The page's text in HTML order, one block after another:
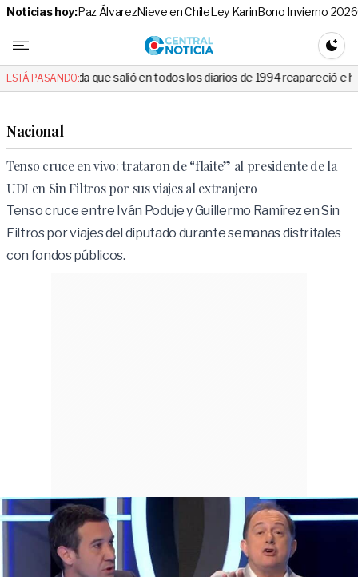
Noticias hoy:Paz ÁlvarezNieve en ChileLey KarinBono Invierno 2026
Central
ESTÁ PASANDO:
que salió en todos los diarios de 1994 reapareció e hizo llorar a todos
Nacional
Tenso cruce en vivo: trataron de “flaite” al presidente de la
UDI en Sin Filtros por sus viajes al extranjero
Tenso cruce entre Iván Poduje y Guillermo Ramírez en Sin
Filtros por viajes del diputado durante semanas distritales
con fondos públicos.